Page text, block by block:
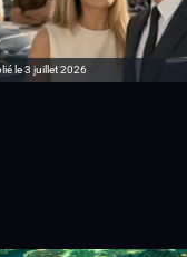
le 3 juillet 2026